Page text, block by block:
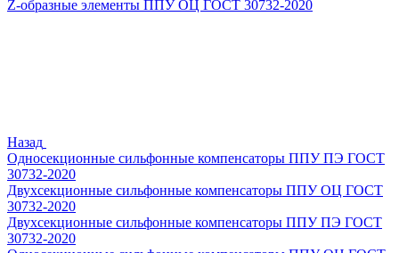
Z-образные элементы ППУ ОЦ ГОСТ 30732-2020
Назад
Односекционные сильфонные компенсаторы ППУ ПЭ ГОСТ
30732-2020
Двухсекционные сильфонные компенсаторы ППУ ОЦ ГОСТ
30732-2020
Двухсекционные сильфонные компенсаторы ППУ ПЭ ГОСТ
30732-2020